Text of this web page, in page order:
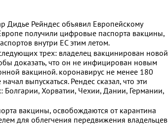
Дидье Рейндес объявил Европейскому
получили цифровые паспорта вакцины,
внутри ЕС этим летом.
трех: владелец вакцинирован новой
доказать, что он не инфицирован новым
вакциной. коронавирус не менее 180
выпускаться. Рендес сказал, что эти
Хорватии, Чехии, Дании, Германии,
вакцины, освобождаются от карантина
для облегчения передвижения владельцев